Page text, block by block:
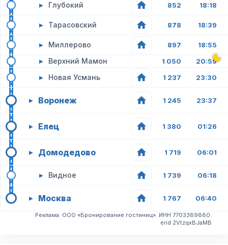
▸ Глубокий 852 18:18
▸ Тарасовский 878 18:39
▸ Миллерово 897 18:55
▸ Верхний Мамон 1 050 20:59
▸ Новая Усмань 1 237 23:30
▸ Воронеж 1 245 23:37
▸ Елец 1 380 01:26
▸ Домодедово 1 719 06:01
▸ Видное 1 739 06:18
▸ Москва 1 767 06:40
Реклама. ООО «Бронирование гостиниц». ИНН 7703389880.
erid 2VtzqxBJaMB